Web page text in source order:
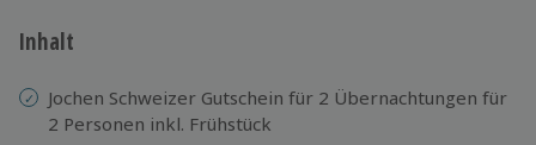
Jeder Gutschein für alle Erlebnisse einlösbar.
Inhalt
Jochen Schweizer Gutschein für 2 Übernachtungen für
2 Personen inkl. Frühstück